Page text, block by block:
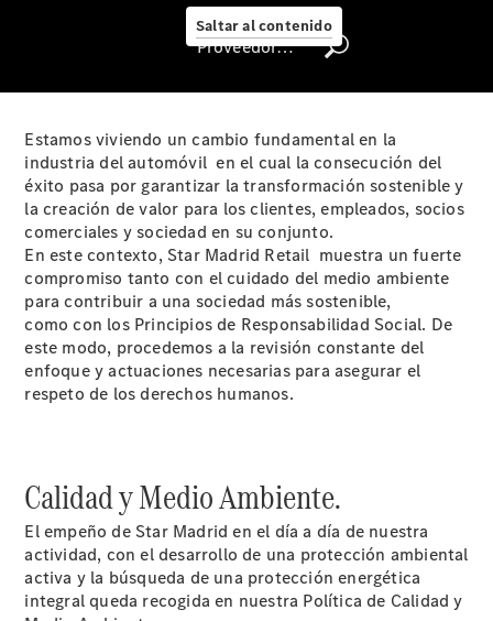
Saltar al contenido
Llamadas a
Asistencia
Recambios,
Accesorios
& Boutique
Centro
Integral de
carrocería
Contacto
con el taller
- Estatus de
Reparación
Certificados y
homologaciones
Proveedor/Protección de datos
Estamos viviendo un cambio fundamental en la
industria del automóvil en el cual la consecución del
éxito pasa por garantizar la transformación sostenible y
la creación de valor para los clientes, empleados, socios
comerciales y sociedad en su conjunto.
En este contexto, Star Madrid Retail muestra un fuerte
compromiso tanto con el cuidado del medio ambiente
para contribuir a una sociedad más sostenible,
como con los Principios de Responsabilidad Social. De
este modo, procedemos a la revisión constante del
enfoque y actuaciones necesarias para asegurar el
respeto de los derechos humanos.
Calidad y Medio Ambiente.
El empeño de Star Madrid en el día a día de nuestra
actividad, con el desarrollo de una protección ambiental
activa y la búsqueda de una protección energética
integral queda recogida en nuestra Política de Calidad y